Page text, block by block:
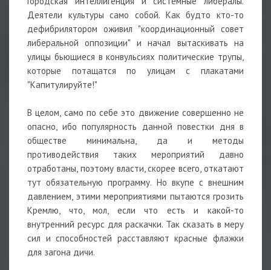
Деятели культуры само собой. Как будто кто-то
дефибрилятором оживил "координационный совет
либеральной оппозиции" и начал вытаскивать на
улицы бьющиеся в конвульсиях политические трупы,
которые потащатся по улицам с плакатами
"Капитулируйте!"
В целом, само по себе это движение совершенно не
опасно, ибо популярность данной повестки дня в
обществе минимальна, да и методы
противодействия таких мероприятий давно
отработаны, поэтому власти, скорее всего, откатают
тут обязательную программу. Но вкупе с внешним
давлением, этими мероприятиями пытаются грозить
Кремлю, что, мол, если что есть и какой-то
внутренний ресурс для раскачки. Так сказать в меру
сил и способностей расставляют красные флажки
для загона дичи.